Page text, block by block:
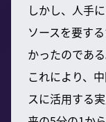
しかし、人手
ソースを要す
かったのである
これにより、
スに活用する